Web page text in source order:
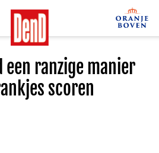
een ranzige manier
scoren